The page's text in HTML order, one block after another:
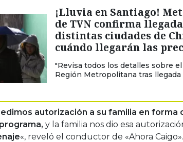
¡Lluvia en Santiago!
de TVN confirma
distintas ciudades de
cuándo llegarán las
"Revisa todos los detalles sobre
Región Metropolitana tras
autorización a su familia en forma
y la familia nos dio esa
«, reveló el conductor de «Ahora Caigo».